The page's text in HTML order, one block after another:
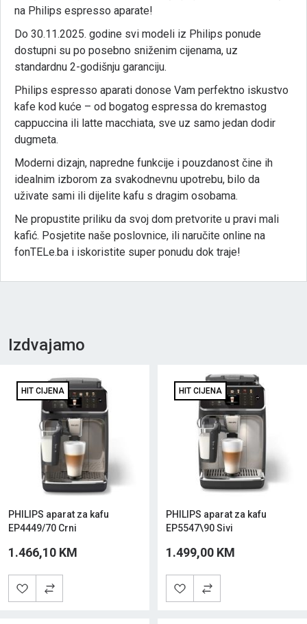
na Philips espresso aparate!
Do 30.11.2025. godine svi modeli iz Philips ponude
dostupni su po posebno sniženim cijenama, uz
standardnu 2-godišnju garanciju.
Philips espresso aparati donose Vam perfektno iskustvo
kafe kod kuće – od bogatog espressa do kremastog
cappuccina ili latte macchiata, sve uz samo jedan dodir
dugmeta.
Moderni dizajn, napredne funkcije i pouzdanost čine ih
idealnim izborom za svakodnevnu upotrebu, bilo da
uživate sami ili dijelite kafu s dragim osobama.
Ne propustite priliku da svoj dom pretvorite u pravi mali
kafić. Posjetite naše poslovnice, ili naručite online na
fonTELe.ba i iskoristite super ponudu dok traje!
Izdvajamo
HIT CIJENA
PHILIPS aparat za kafu
EP4449/70 Crni
1.466,10 KM
HIT CIJENA
PHILIPS aparat za kafu
EP5547\90 Sivi
1.499,00 KM